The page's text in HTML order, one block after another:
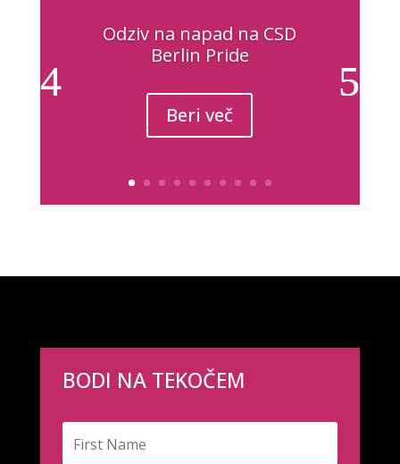
Odziv na napad na CSD
Berlin Pride
Beri več
BODI NA TEKOČEM